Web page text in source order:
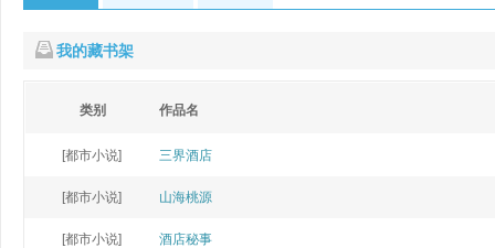
我的藏书架
类别 作品名
[都市小说] 三界酒店
[都市小说] 山海桃源
[都市小说] 酒店秘事